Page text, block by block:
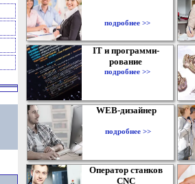
подробнее >>
IT и программи-
рование
подробнее >>
WEB-дизайнер
подробнее >>
Оператор станков
CNC